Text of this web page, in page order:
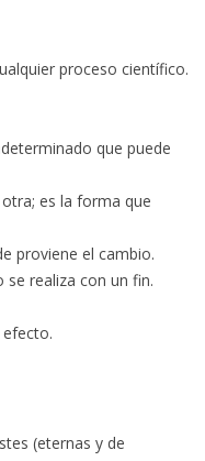
proceso científico.
que puede
es la forma que
proviene el cambio.
realiza con un fin.
(eternas y de